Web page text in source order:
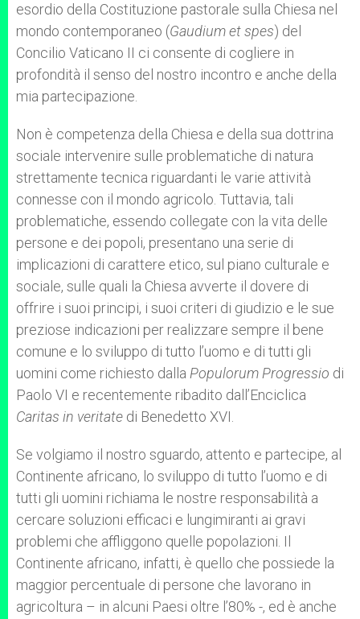
esordio della Costituzione pastorale sulla Chiesa nel
mondo contemporaneo (Gaudium et spes) del
Concilio Vaticano II ci consente di cogliere in
profondità il senso del nostro incontro e anche della
mia partecipazione.
Non è competenza della Chiesa e della sua dottrina
sociale intervenire sulle problematiche di natura
strettamente tecnica riguardanti le varie attività
connesse con il mondo agricolo. Tuttavia, tali
problematiche, essendo collegate con la vita delle
persone e dei popoli, presentano una serie di
implicazioni di carattere etico, sul piano culturale e
sociale, sulle quali la Chiesa avverte il dovere di
offrire i suoi principi, i suoi criteri di giudizio e le sue
preziose indicazioni per realizzare sempre il bene
comune e lo sviluppo di tutto l’uomo e di tutti gli
uomini come richiesto dalla Populorum Progressio di
Paolo VI e recentemente ribadito dall’Enciclica
Caritas in veritate di Benedetto XVI.
Se volgiamo il nostro sguardo, attento e partecipe, al
Continente africano, lo sviluppo di tutto l’uomo e di
tutti gli uomini richiama le nostre responsabilità a
cercare soluzioni efficaci e lungimiranti ai gravi
problemi che affliggono quelle popolazioni. Il
Continente africano, infatti, è quello che possiede la
maggior percentuale di persone che lavorano in
agricoltura – in alcuni Paesi oltre l’80% -, ed è anche